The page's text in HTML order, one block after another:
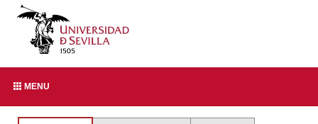
MENU